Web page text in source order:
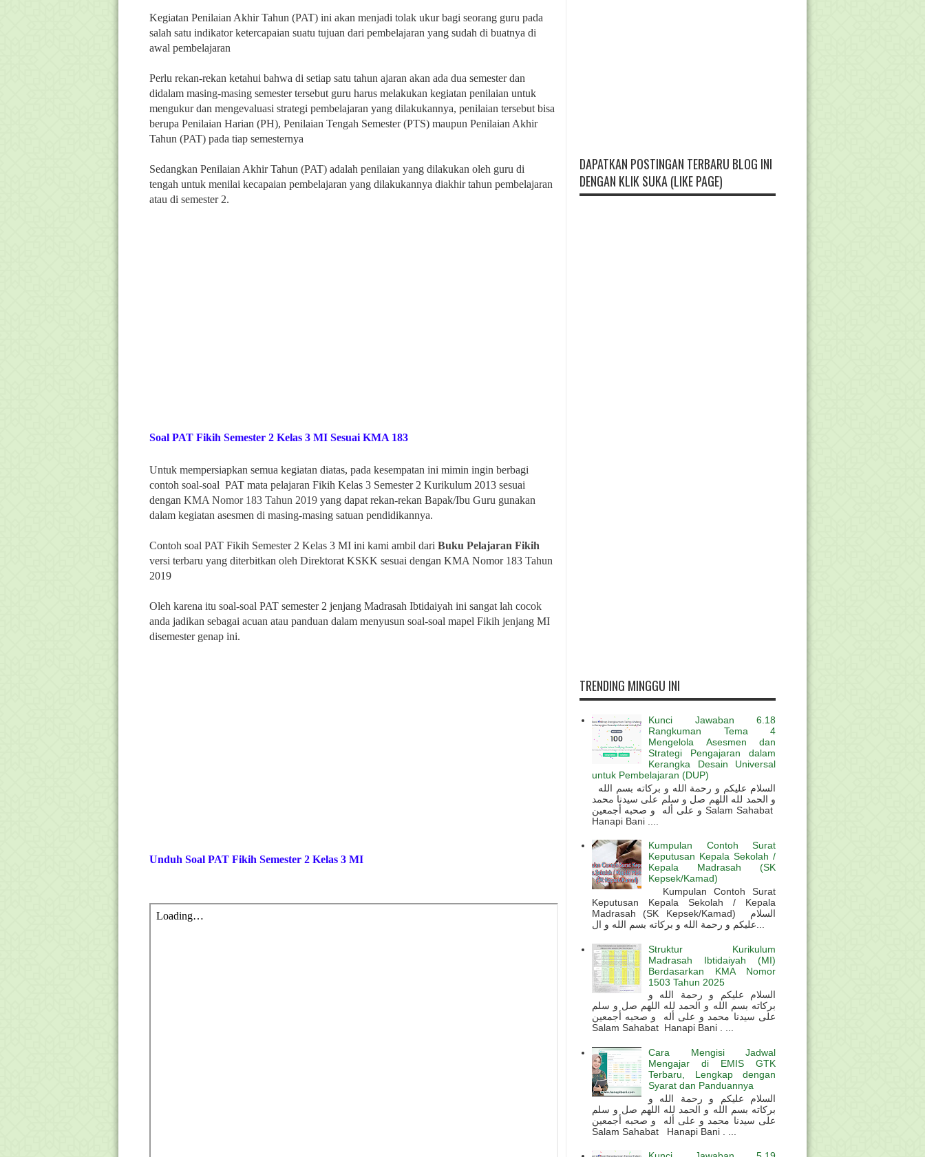
Kegiatan Penilaian Akhir Tahun (PAT) ini akan menjadi tolak ukur bagi seorang guru pada
salah satu indikator ketercapaian suatu tujuan dari pembelajaran yang sudah di buatnya di
awal pembelajaran
Perlu rekan-rekan ketahui bahwa di setiap satu tahun ajaran akan ada dua semester dan
didalam masing-masing semester tersebut guru harus melakukan kegiatan penilaian untuk
mengukur dan mengevaluasi strategi pembelajaran yang dilakukannya, penilaian tersebut bisa
berupa Penilaian Harian (PH), Penilaian Tengah Semester (PTS) maupun Penilaian Akhir
Tahun (PAT) pada tiap semesternya
Sedangkan Penilaian Akhir Tahun (PAT) adalah penilaian yang dilakukan oleh guru di
tengah untuk menilai kecapaian pembelajaran yang dilakukannya diakhir tahun pembelajaran
atau di semester 2.
Soal PAT Fikih Semester 2 Kelas 3 MI Sesuai KMA 183
Untuk mempersiapkan semua kegiatan diatas, pada kesempatan ini mimin ingin berbagi
contoh soal-soal PAT mata pelajaran Fikih Kelas 3 Semester 2 Kurikulum 2013 sesuai
dengan KMA Nomor 183 Tahun 2019 yang dapat rekan-rekan Bapak/Ibu Guru gunakan
dalam kegiatan asesmen di masing-masing satuan pendidikannya.
Contoh soal PAT Fikih Semester 2 Kelas 3 MI ini kami ambil dari Buku Pelajaran Fikih
versi terbaru yang diterbitkan oleh Direktorat KSKK sesuai dengan KMA Nomor 183 Tahun
2019
Oleh karena itu soal-soal PAT semester 2 jenjang Madrasah Ibtidaiyah ini sangat lah cocok
anda jadikan sebagai acuan atau panduan dalam menyusun soal-soal mapel Fikih jenjang MI
disemester genap ini.
Unduh Soal PAT Fikih Semester 2 Kelas 3 MI
DAPATKAN POSTINGAN TERBARU BLOG INI
DENGAN KLIK SUKA (LIKE PAGE)
TRENDING MINGGU INI
Kunci Jawaban 6.18
Rangkuman Tema 4
Mengelola Asesmen dan
Strategi Pengajaran dalam
Kerangka Desain Universal
untuk Pembelajaran (DUP)
و الحمد لله اللهم صل و سلم على سيدنا محمد
و على أله و صحبه أجمعين Salam Sahabat
Hanapi Bani ....
Kumpulan Contoh Surat
Keputusan Kepala Sekolah /
Kepala Madrasah (SK
Kepsek/Kamad)
Kumpulan Contoh Surat
Keputusan Kepala Sekolah / Kepala
Madrasah (SK Kepsek/Kamad) السلام
Struktur Kurikulum
Madrasah Ibtidaiyah (MI)
Berdasarkan KMA Nomor
1503 Tahun 2025
السلام عليكم و رحمة الله و
بركاته بسم الله و الحمد لله اللهم صل و سلم
على سيدنا محمد و على أله و صحبه أجمعين
Salam Sahabat Hanapi Bani . ...
Cara Mengisi Jadwal
Mengajar di EMIS GTK
Terbaru, Lengkap dengan
Syarat dan Panduannya
السلام عليكم و رحمة الله و
بركاته بسم الله و الحمد لله اللهم صل و سلم
على سيدنا محمد و على أله و صحبه أجمعين
Salam Sahabat Hanapi Bani . ...